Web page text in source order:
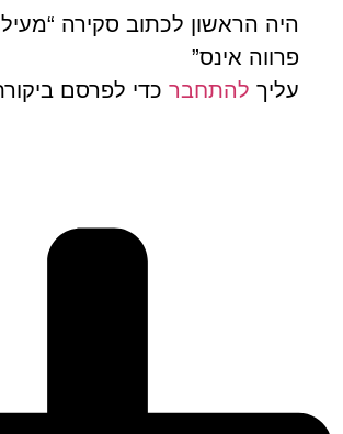
הראשון לכתוב סקירה “מעיל שילוב
אינס”
להתחברכדי לפרסם ביקורת.